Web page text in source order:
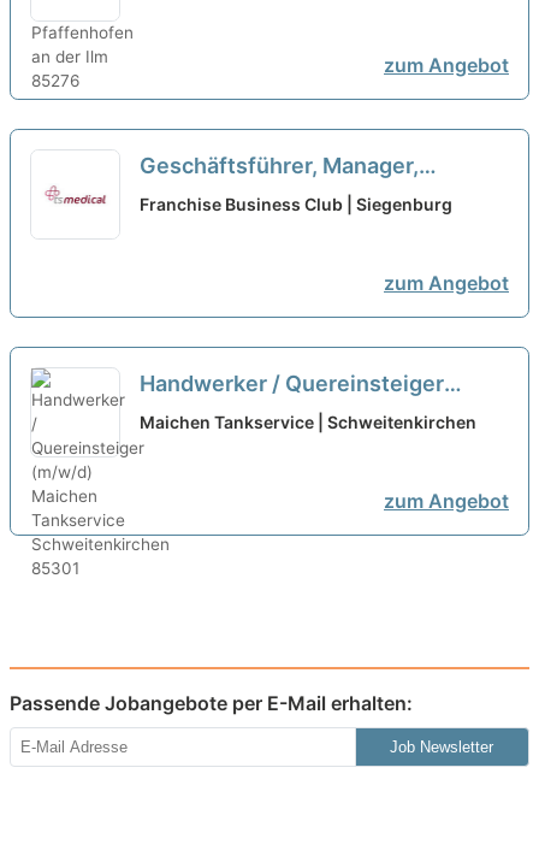
zum Angebot
Geschäftsführer, Manager,
Quereinsteiger, Macher als
Franchise Business Club | Siegenburg
zum Angebot
Handwerker / Quereinsteiger
(m/w/d)
Maichen Tankservice | Schweitenkirchen
zum Angebot
Passende Jobangebote per E-Mail erhalten:
Job Newsletter